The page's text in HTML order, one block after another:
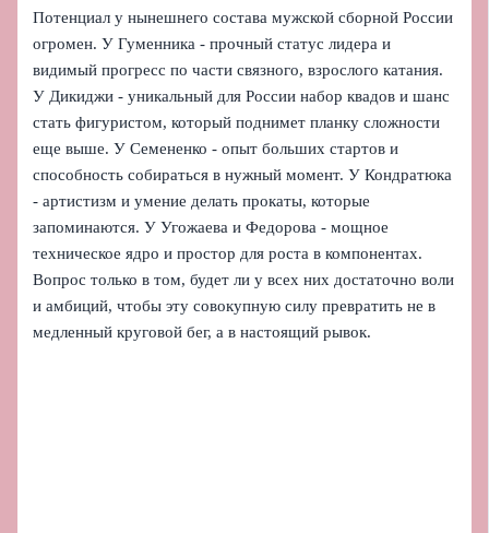
Потенциал у нынешнего состава мужской сборной России
огромен. У Гуменника - прочный статус лидера и
видимый прогресс по части связного, взрослого катания.
У Дикиджи - уникальный для России набор квадов и шанс
стать фигуристом, который поднимет планку сложности
еще выше. У Семененко - опыт больших стартов и
способность собираться в нужный момент. У Кондратюка
- артистизм и умение делать прокаты, которые
запоминаются. У Угожаева и Федорова - мощное
техническое ядро и простор для роста в компонентах.
Вопрос только в том, будет ли у всех них достаточно воли
и амбиций, чтобы эту совокупную силу превратить не в
медленный круговой бег, а в настоящий рывок.